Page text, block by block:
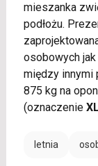
mieszanka
podłożu.
osobowych
między innymi
875 kg na
(oznaczenie
letnia